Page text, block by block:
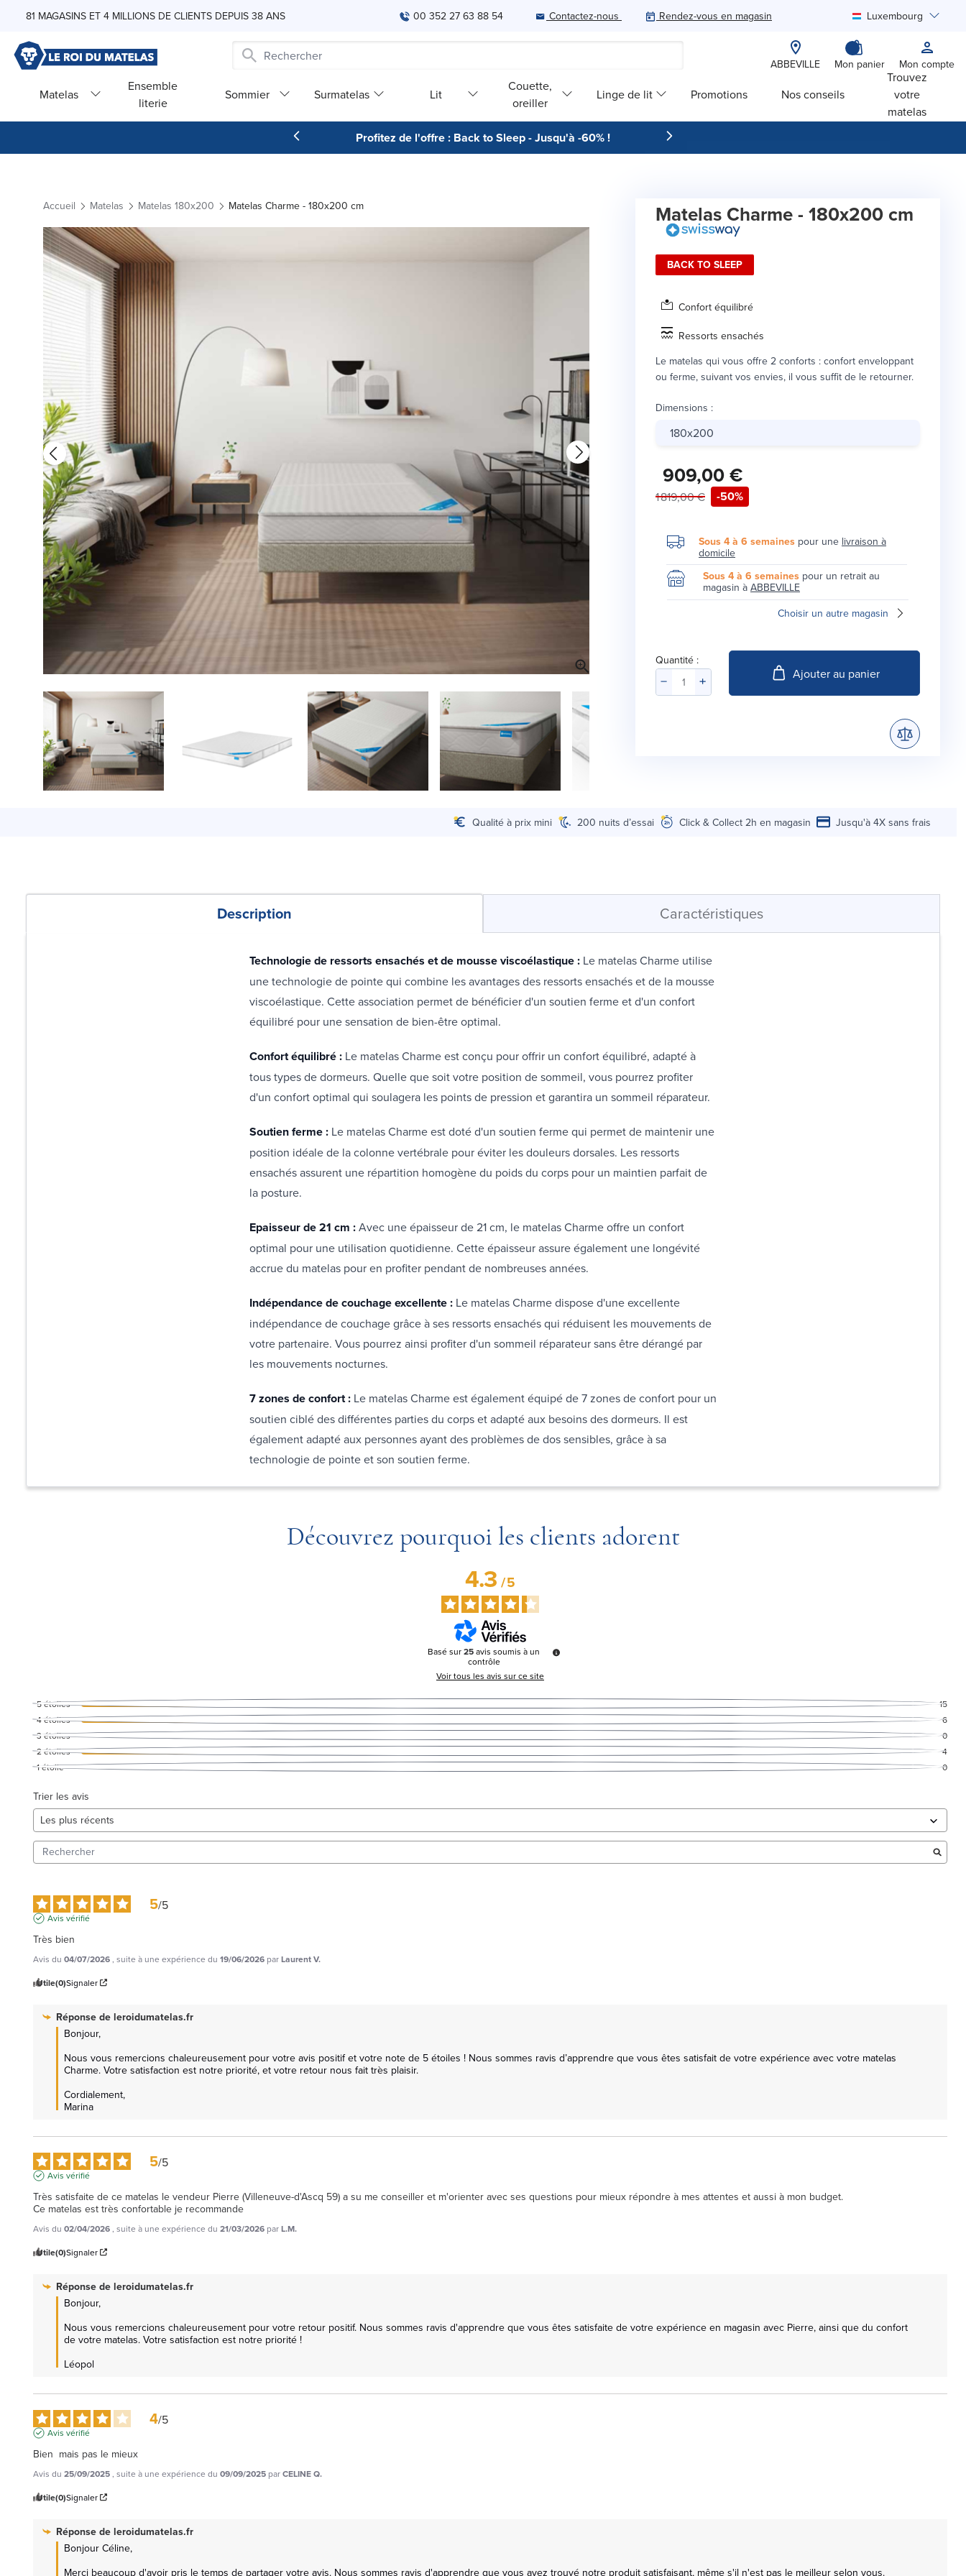
81 MAGASINS ET 4 MILLIONS DE CLIENTS DEPUIS 38 ANS 00 352 27 63 88 54 Contactez-nous Rendez-vous en magasin Luxembourg
ABBEVILLE Mon panier Mon compte
Matelas
Ensemble
literie
Sommier Surmatelas Lit
Couette,
oreiller
Linge de lit Promotions Nos conseils
Trouvez
votre
matelas
Profitez de l'offre : Back to Sleep - Jusqu'à -60% !
Accueil Matelas Matelas 180x200 Matelas Charme - 180x200 cm Matelas Charme - 180x200 cm
BACK TO SLEEP
Confort équilibré
Ressorts ensachés
Le matelas qui vous offre 2 conforts : confort enveloppant
ou ferme, suivant vos envies, il vous suffit de le retourner.
Dimensions :
180x200
909,00 €
1 819,00 € -50%
Sous 4 à 6 semaines pour une livraison à
domicile
Sous 4 à 6 semaines pour un retrait au
magasin à ABBEVILLE
Choisir un autre magasin
Quantité :
Ajouter au panier
Qualité à prix mini 200 nuits d’essai Click & Collect 2h en magasin Jusqu'à 4X sans frais
Description Caractéristiques
Technologie de ressorts ensachés et de mousse viscoélastique : Le matelas Charme utilise
une technologie de pointe qui combine les avantages des ressorts ensachés et de la mousse
viscoélastique. Cette association permet de bénéficier d'un soutien ferme et d'un confort
équilibré pour une sensation de bien-être optimal.
Confort équilibré : Le matelas Charme est conçu pour offrir un confort équilibré, adapté à
tous types de dormeurs. Quelle que soit votre position de sommeil, vous pourrez profiter
d'un confort optimal qui soulagera les points de pression et garantira un sommeil réparateur.
Soutien ferme : Le matelas Charme est doté d'un soutien ferme qui permet de maintenir une
position idéale de la colonne vertébrale pour éviter les douleurs dorsales. Les ressorts
ensachés assurent une répartition homogène du poids du corps pour un maintien parfait de
la posture.
Epaisseur de 21 cm :Avec une épaisseur de 21 cm, le matelas Charme offre un confort
optimal pour une utilisation quotidienne. Cette épaisseur assure également une longévité
accrue du matelas pour en profiter pendant de nombreuses années.
Indépendance de couchage excellente : Le matelas Charme dispose d'une excellente
indépendance de couchage grâce à ses ressorts ensachés qui réduisent les mouvements de
votre partenaire. Vous pourrez ainsi profiter d'un sommeil réparateur sans être dérangé par
les mouvements nocturnes.
7 zones de confort : Le matelas Charme est également équipé de 7 zones de confort pour un
soutien ciblé des différentes parties du corps et adapté aux besoins des dormeurs. Il est
également adapté aux personnes ayant des problèmes de dos sensibles, grâce à sa
technologie de pointe et son soutien ferme.
Découvrez pourquoi les clients adorent
4.3/5
Basé sur25avis soumis à un
contrôle
Voir tous les avis sur ce site
5étoiles
15
4étoiles
6
3 étoiles
0
2étoiles
4
1étoile 0
Trier les avis
5/5
Avis vérifié
Très bien
Avis du 04/07/2026, suite à une expérience du 19/06/2026 parLaurent V.
Utile(0)Signaler
Réponse de leroidumatelas.fr
Bonjour,
Nous vous remercions chaleureusement pour votre avis positif et votre note de 5 étoiles ! Nous sommes ravis d’apprendre que vous êtes satisfait de votre expérience avec votre matelas
Charme. Votre satisfaction est notre priorité, et votre retour nous fait très plaisir.
Cordialement,
Marina
5/5
Avis vérifié
Très satisfaite de ce matelas le vendeur Pierre (Villeneuve-d'Ascq 59) a su me conseiller et m'orienter avec ses questions pour mieux répondre à mes attentes et aussi à mon budget.
Ce matelas est très confortable je recommande
Avis du 02/04/2026, suite à une expérience du 21/03/2026 parL.M.
Utile(0)Signaler
Réponse de leroidumatelas.fr
Bonjour,
Nous vous remercions chaleureusement pour votre retour positif. Nous sommes ravis d'apprendre que vous êtes satisfaite de votre expérience en magasin avec Pierre, ainsi que du confort
de votre matelas. Votre satisfaction est notre priorité !
Léopol
4/5
Avis vérifié
Bien  mais pas le mieux
Avis du 25/09/2025, suite à une expérience du 09/09/2025 parCELINE Q.
Utile(0)Signaler
Réponse de leroidumatelas.fr
Bonjour Céline,
Merci beaucoup d'avoir pris le temps de partager votre avis. Nous sommes ravis d'apprendre que vous avez trouvé notre produit satisfaisant, même s'il n'est pas le meilleur selon vous.